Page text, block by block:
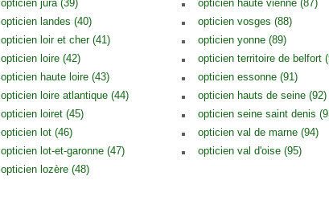
opticien jura (39)
opticien landes (40)
opticien loir et cher (41)
opticien loire (42)
opticien haute loire (43)
opticien loire atlantique (44)
opticien loiret (45)
opticien lot (46)
opticien lot-et-garonne (47)
opticien lozère (48)
opticien haute vienne (87)
opticien vosges (88)
opticien yonne (89)
opticien territoire de belfort
opticien essonne (91)
opticien hauts de seine (92)
opticien seine saint denis
opticien val de marne (94)
opticien val d'oise (95)